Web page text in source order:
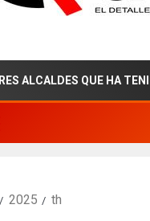
QUE HA TENIDO NOGALES
2025 th